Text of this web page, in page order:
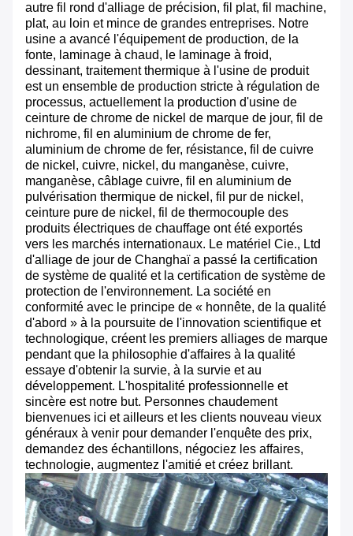
autre fil rond d'alliage de précision, fil plat, fil machine,
plat, au loin et mince de grandes entreprises. Notre
usine a avancé l'équipement de production, de la
fonte, laminage à chaud, le laminage à froid,
dessinant, traitement thermique à l'usine de produit
est un ensemble de production stricte à régulation de
processus, actuellement la production d'usine de
ceinture de chrome de nickel de marque de jour, fil de
nichrome, fil en aluminium de chrome de fer,
aluminium de chrome de fer, résistance, fil de cuivre
de nickel, cuivre, nickel, du manganèse, cuivre,
manganèse, câblage cuivre, fil en aluminium de
pulvérisation thermique de nickel, fil pur de nickel,
ceinture pure de nickel, fil de thermocouple des
produits électriques de chauffage ont été exportés
vers les marchés internationaux. Le matériel Cie., Ltd
d'alliage de jour de Changhaï a passé la certification
de système de qualité et la certification de système de
protection de l'environnement. La société en
conformité avec le principe de « honnête, de la qualité
d'abord » à la poursuite de l'innovation scientifique et
technologique, créent les premiers alliages de marque
pendant que la philosophie d'affaires à la qualité
essaye d'obtenir la survie, à la survie et au
développement. L'hospitalité professionnelle et
sincère est notre but. Personnes chaudement
bienvenues ici et ailleurs et les clients nouveau vieux
généraux à venir pour demander l'enquête des prix,
demandez des échantillons, négociez les affaires,
technologie, augmentez l'amitié et créez brillant.